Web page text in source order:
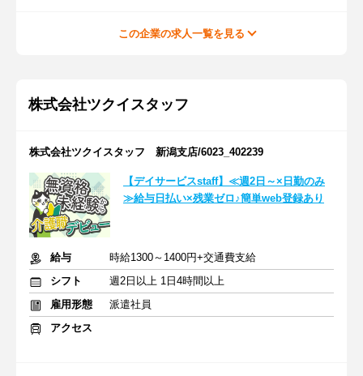
この企業の求人一覧を見る
株式会社ツクイスタッフ
株式会社ツクイスタッフ 新潟支店/6023_402239
【デイサービスstaff】≪週2日～×日勤のみ
≫給与日払い×残業ゼロ♪簡単web登録あり
給与
時給1300～1400円+交通費支給
シフト
週2日以上 1日4時間以上
雇用形態
派遣社員
アクセス